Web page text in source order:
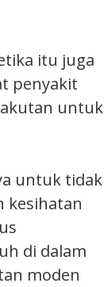
itu juga
penyakit
untuk
untuk tidak
kesihatan
di dalam
moden